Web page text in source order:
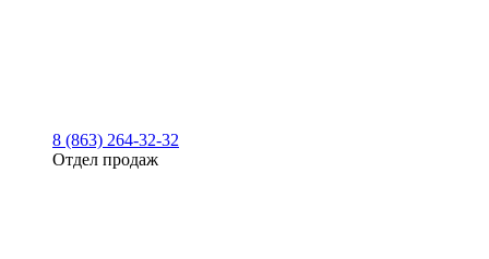
8 (863) 264-32-32
Отдел продаж